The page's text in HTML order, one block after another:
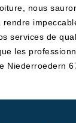
nous
services de
les
Niederroedern